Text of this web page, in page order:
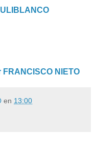
NIETO
en 13:00